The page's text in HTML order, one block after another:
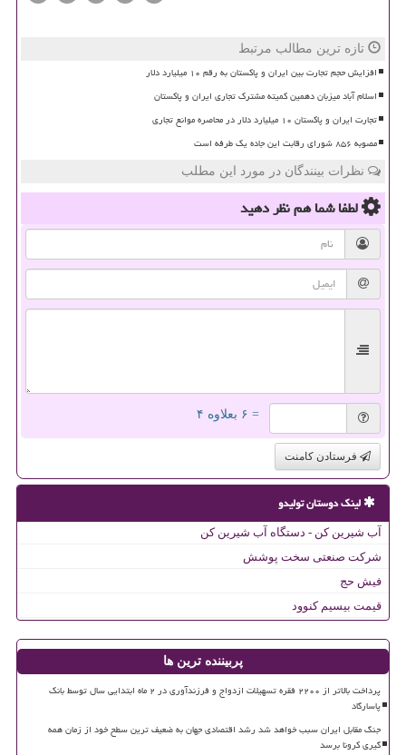
تازه ترین مطالب مرتبط
افزایش حجم تجارت بین ایران و پاکستان به رقم ۱۰ میلیارد دلار
اسلام آباد میزبان دهمین کمیته مشترک تجاری ایران و پاکستان
تجارت ایران و پاکستان ۱۰ میلیارد دلار در محاصره موانع تجاری
مصوبه ۸۵۶ شورای رقابت این جاده یک طرفه است
نظرات بینندگان در مورد این مطلب
لطفا شما همنظر دهید
= ۶ بعلاوه ۴
فرستادن کامنت
لینک دوستان تولیدو
آب شیرین کن - دستگاه آب شیرین کن
شرکت صنعتی سخت پوشش
فیش حج
قیمت بیسیم کنوود
پربیننده ترین ها
پرداخت بالاتر از ۲۲۰۰ فقره تسهیلات ازدواج و فرزندآوری در ۲ ماه ابتدایی سال توسط بانک
پاسارگاد
جنگ مقابل ایران سبب خواهد شد رشد اقتصادی جهان به ضعیف ترین سطح خود از زمان همه
گیری کرونا برسد